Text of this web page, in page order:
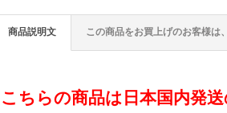
商品説明文 この商品をお買上げのお客様は
こちらの商品は日本国内発